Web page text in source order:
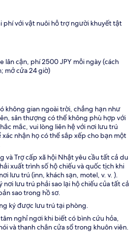
phí với vật nuôi hỗ trợ người khuyết tật
lân cận, phí 2500 JPY mỗi ngày (cách
mở cửa 24 giờ)
không gian ngoài trời, chẳng hạn như
sân thượng có thể không phù hợp với
mắc, vui lòng liên hệ với nơi lưu trú
nhận họ có thể sắp xếp cho bạn một
và Trợ cấp xã hội Nhật yêu cầu tất cả du
xuất trình số hộ chiếu và quốc tịch khi
lưu trú (inn, khách sạn, motel, v. v. ).
nơi lưu trú phải sao lại hộ chiếu của tất cả
sao trong hồ sơ.
ký được lưu trú tại phòng.
nghỉ ngơi khi biết có bình cứu hỏa,
và thanh chắn cửa sổ trong khuôn viên.